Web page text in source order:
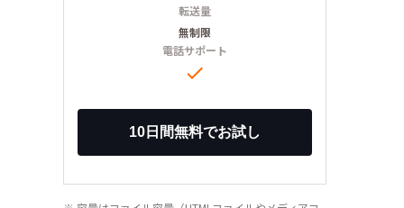
転送量
無制限
電話サポート
